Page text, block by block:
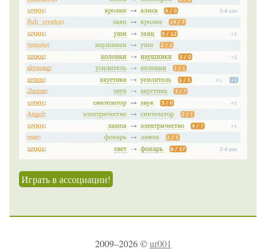
Играть в ассоциации!
2009–2026 ©ur001